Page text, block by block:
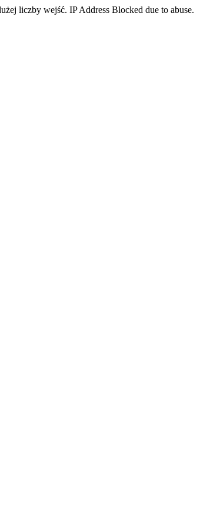
liczby wejść. IP Address Blocked due to abuse.